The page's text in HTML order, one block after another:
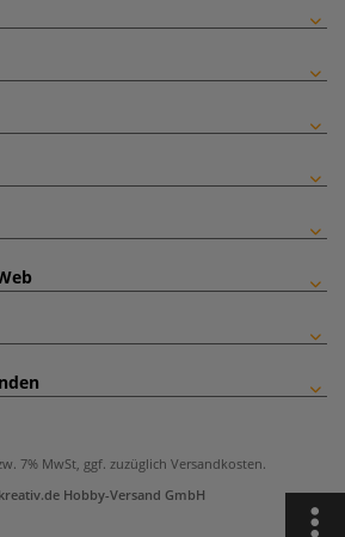
7% MwSt, ggf. zuzüglich Versandkosten.
Hobby-Versand GmbH